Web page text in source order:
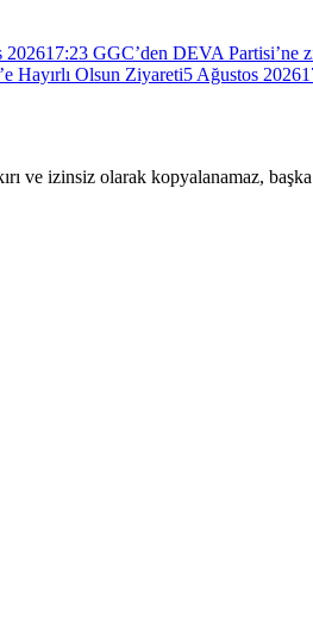
202617:23 GGC’den DEVA Partisi’ne
Hayırlı Olsun Ziyareti5 Ağustos 2026
ve izinsiz olarak kopyalanamaz,